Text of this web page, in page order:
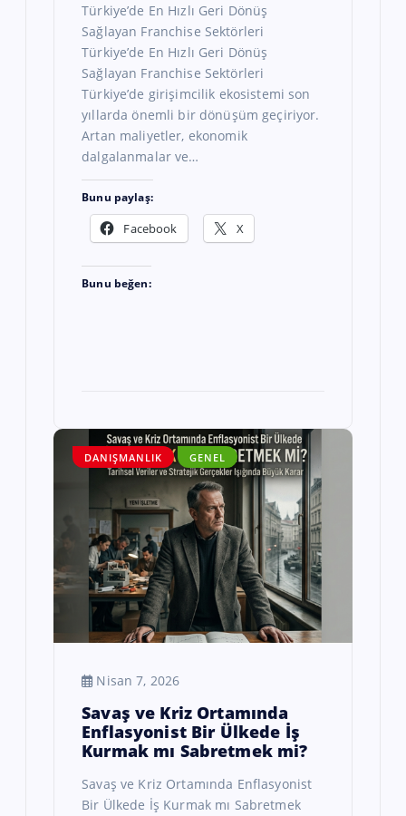
Türkiye’de En Hızlı Geri Dönüş
Sağlayan Franchise Sektörleri
Türkiye’de En Hızlı Geri Dönüş
Sağlayan Franchise Sektörleri
Türkiye’de girişimcilik ekosistemi son
yıllarda önemli bir dönüşüm geçiriyor.
Artan maliyetler, ekonomik
dalgalanmalar ve…
Bunu paylaş:
Facebook X
Bunu beğen:
DANIŞMANLIK GENEL
Nisan 7, 2026
Savaş ve Kriz Ortamında
Enflasyonist Bir Ülkede İş
Kurmak mı Sabretmek mi?
Savaş ve Kriz Ortamında Enflasyonist
Bir Ülkede İş Kurmak mı Sabretmek